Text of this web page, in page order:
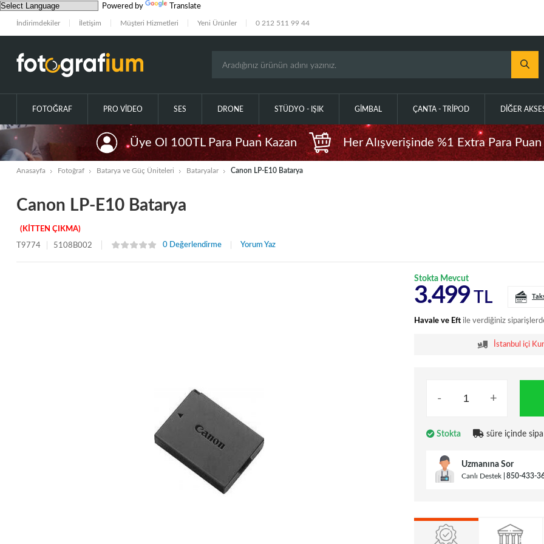
Powered by Translate
İndirimdekiler İletişim Müşteri Hizmetleri Yeni Ürünler 0 212 511 99 44
FOTOĞRAF PRO VIDEO SES DRONE STÜDYO - IŞIK GIMBAL ÇANTA - TRIPOD DIĞER
Üye Ol 100TL Para Puan Kazan Her Alışverişinde %1 Extra Para Puan
Anasayfa Fotoğraf Batarya ve Güç Üniteleri Bataryalar Canon LP-E10 Batarya
Canon LP-E10 Batarya
(KİTTEN ÇIKMA)
T9774 5108B002 0 Değerlendirme Yorum Yaz
Stokta Mevcut
3.499 TL
Havale ve Eft ile verdiğiniz
İstanbul içi
- +
Stokta süre içinde
Uzmanına Sor
Canlı Destek 850-433-